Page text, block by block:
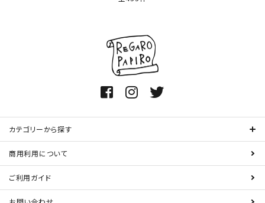
カテゴリーから探す
商用利用について
ご利用ガイド